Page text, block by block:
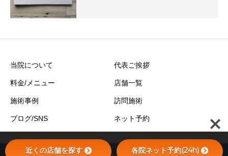
当院について 代表ご挨拶
料金/メニュー 店舗一覧
施術事例 訪問施術
ブログ/SNS ネット予約
近くの店舗を探す 各院ネット予約(24h)